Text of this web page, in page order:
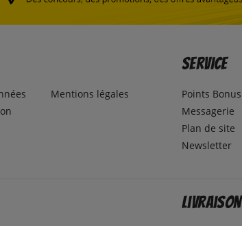
Mentions légales
Service
Points Bonus
Messagerie
Plan de site
Newsletter
Livraison